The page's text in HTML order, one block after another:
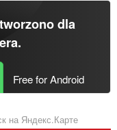
dla
.
Free for Android
на Яндекс.Карте‎